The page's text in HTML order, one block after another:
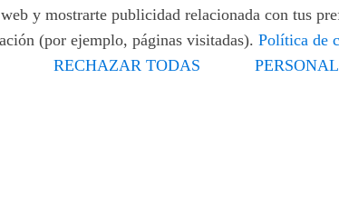
y mostrarte publicidad relacionada con tus
(por ejemplo, páginas visitadas). Política de
RECHAZAR TODAS